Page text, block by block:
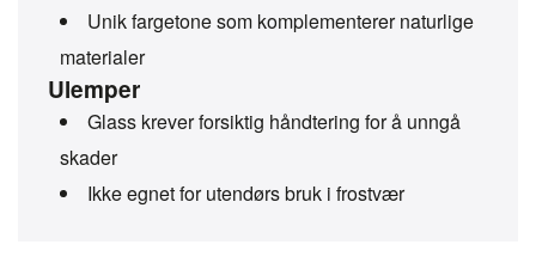
Unik fargetone som komplementerer naturlige
materialer
Ulemper
Glass krever forsiktig håndtering for å unngå
skader
Ikke egnet for utendørs bruk i frostvær